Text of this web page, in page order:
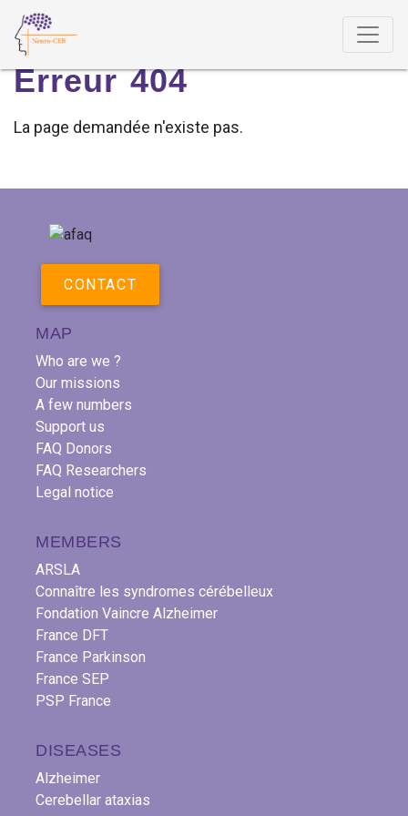
Erreur 404
Erreur 404
La page demandée n'existe pas.
CONTACT
MAP
Who are we ?
Our missions
A few numbers
Support us
FAQ Donors
FAQ Researchers
Legal notice
MEMBERS
ARSLA
Connaître les syndromes cérébelleux
Fondation Vaincre Alzheimer
France DFT
France Parkinson
France SEP
PSP France
DISEASES
Alzheimer
Cerebellar ataxias